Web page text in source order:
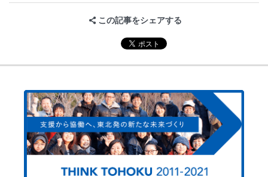
この記事をシェアする